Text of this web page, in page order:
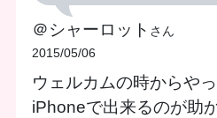
＠シャーロット さん
2015/05/06
ウェルカムの時からや
iPhoneで出来るのが助